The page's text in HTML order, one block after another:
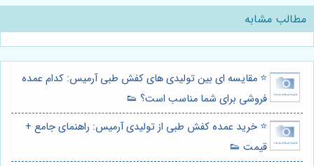
مطالب مشابه
⭐️ مقایسه ای بین تولیدی های کفش طبی آرمیس: کدام عمده
فروشی برای شما مناسب است؟ 👟
⭐️ خرید عمده کفش طبی از تولیدی آرمیس: راهنمای جامع +
قیمت 👟